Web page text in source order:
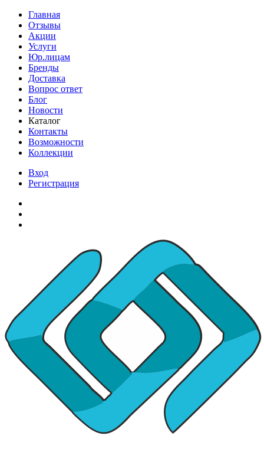
Главная
Отзывы
Акции
Услуги
Юр.лицам
Бренды
Доставка
Вопрос ответ
Блог
Новости
Каталог
Контакты
Возможности
Коллекции
Вход
Регистрация